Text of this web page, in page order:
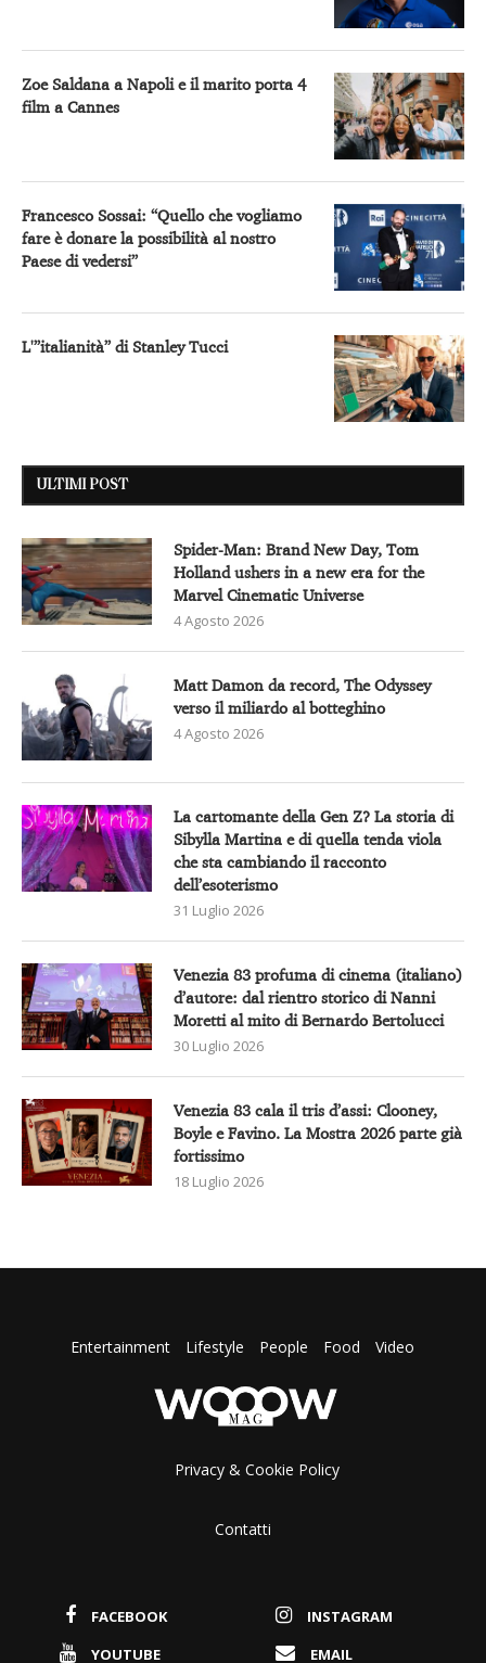
Zoe Saldana a Napoli e il marito porta 4
film a Cannes
Francesco Sossai: “Quello che vogliamo
fare è donare la possibilità al nostro
Paese di vedersi”
L'”italianità” di Stanley Tucci
ULTIMI POST
Spider-Man: Brand New Day, Tom
Holland ushers in a new era for the
Marvel Cinematic Universe
4 Agosto 2026
Matt Damon da record, The Odyssey
verso il miliardo al botteghino
4 Agosto 2026
La cartomante della Gen Z? La storia di
Sibylla Martina e di quella tenda viola
che sta cambiando il racconto
dell’esoterismo
31 Luglio 2026
Venezia 83 profuma di cinema (italiano)
d’autore: dal rientro storico di Nanni
Moretti al mito di Bernardo Bertolucci
30 Luglio 2026
Venezia 83 cala il tris d’assi: Clooney,
Boyle e Favino. La Mostra 2026 parte già
fortissimo
18 Luglio 2026
Entertainment Lifestyle People Food Video
Privacy & Cookie Policy
Contatti
FACEBOOK
INSTAGRAM
YOUTUBE
EMAIL